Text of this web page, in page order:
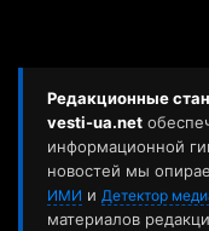
Редакционные
vesti-ua.net
информационной
новостей мы
ИМИ и Детектор
материалов